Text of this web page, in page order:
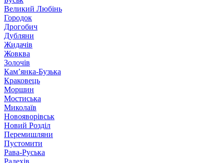
Великий Любінь
Городок
Дрогобич
Дубляни
Жидачів
Жовква
Золочів
Кам’янка-Бузька
Краковець
Моршин
Мостиська
Миколаїв
Новояворівськ
Новий Розділ
Перемишляни
Пустомити
Рава-Руська
Радехів